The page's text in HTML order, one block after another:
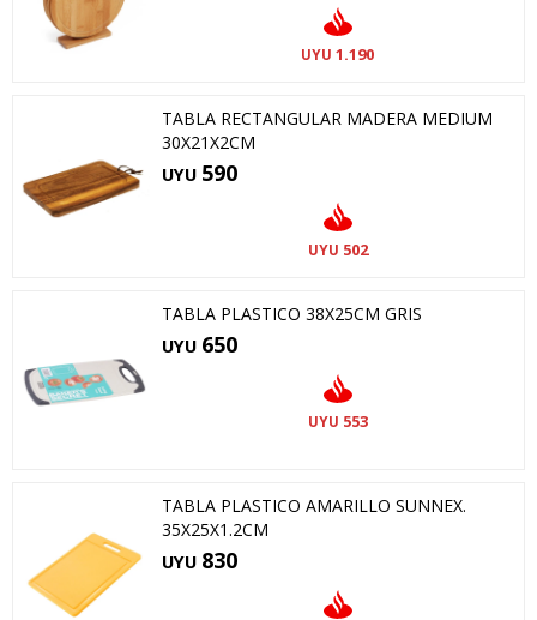
UYU 1.190
TABLA RECTANGULAR MADERA MEDIUM
30X21X2CM
UYU 590
UYU 502
TABLA PLASTICO 38X25CM GRIS
UYU 650
UYU 553
TABLA PLASTICO AMARILLO SUNNEX.
35X25X1.2CM
UYU 830